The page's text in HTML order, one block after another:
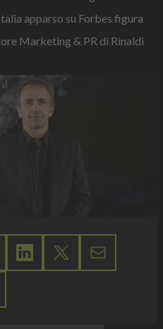
apparso su Forbes figura
Marketing & PR di Rinaldi